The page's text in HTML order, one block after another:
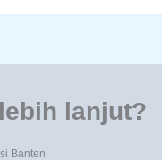
lanjut?
Banten